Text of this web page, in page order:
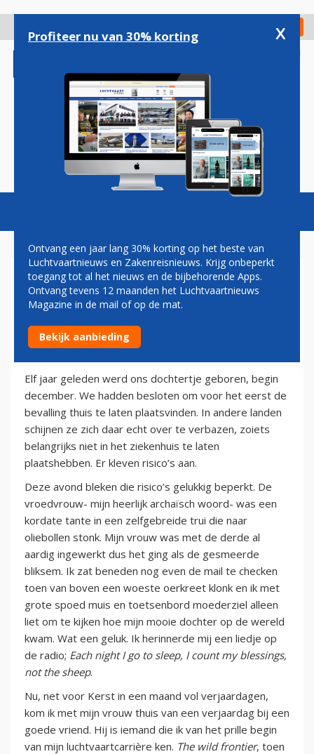
gaan
Check in
Magazine Podcasts Vacatures
HERMAN MATEBOER:
SCHUTTERSPUTJE
23 december 2013
Elf jaar geleden werd ons dochtertje geboren, begin
december. We hadden besloten om voor het eerst de
bevalling thuis te laten plaatsvinden. In andere landen
schijnen ze zich daar echt over te verbazen, zoiets
belangrijks niet in het ziekenhuis te laten
plaatshebben. Er kleven risico’s aan.
Deze avond bleken die risico’s gelukkig beperkt. De
vroedvrouw- mijn heerlijk archaïsch woord- was een
kordate tante in een zelfgebreide trui die naar
oliebollen stonk. Mijn vrouw was met de derde al
aardig ingewerkt dus het ging als de gesmeerde
bliksem. Ik zat beneden nog even de mail te checken
toen van boven een woeste oerkreet klonk en ik met
grote spoed muis en toetsenbord moederziel alleen
liet om te kijken hoe mijn mooie dochter op de wereld
kwam. Wat een geluk. Ik herinnerde mij een liedje op
de radio; Each night I go to sleep, I count my blessings,
not the sheep.
Nu, net voor Kerst in een maand vol verjaardagen,
kom ik met mijn vrouw thuis van een verjaardag bij een
goede vriend. Hij is iemand die ik van het prille begin
van mijn luchtvaartcarrière ken. The wild frontier, toen
Profiteer nu van 30% korting x
Ontvang een jaar lang 30% korting op het beste van
Luchtvaartnieuws en Zakenreisnieuws. Krijg onbeperkt
toegang tot al het nieuws en de bijbehorende Apps.
Ontvang tevens 12 maanden het Luchtvaartnieuws
Magazine in de mail of op de mat.
Bekijk aanbieding